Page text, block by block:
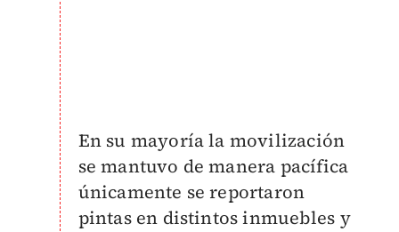
En su mayoría la movilización
se mantuvo de manera pacífica
únicamente se reportaron
pintas en distintos inmuebles y